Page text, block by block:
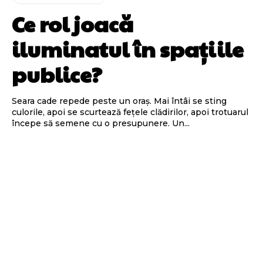
Ce rol joacă
iluminatul în spațiile
publice?
Seara cade repede peste un oraș. Mai întâi se sting
culorile, apoi se scurtează fețele clădirilor, apoi trotuarul
începe să semene cu o presupunere. Un...